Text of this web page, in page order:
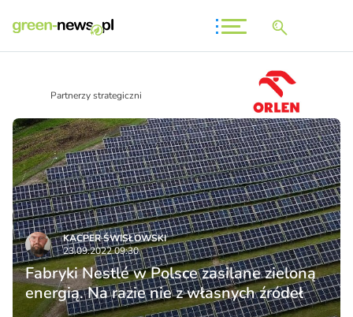
Partnerzy strategiczni
KACPER ŚWISŁO­WSKI
23.09.2022 09:30
Fabryki Nestlé w Polsce zasilane zieloną
energią. Na razie nie z własnych źródeł